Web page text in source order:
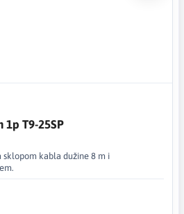
1p T9-25SP
sklopom kabla dužine 8 m i